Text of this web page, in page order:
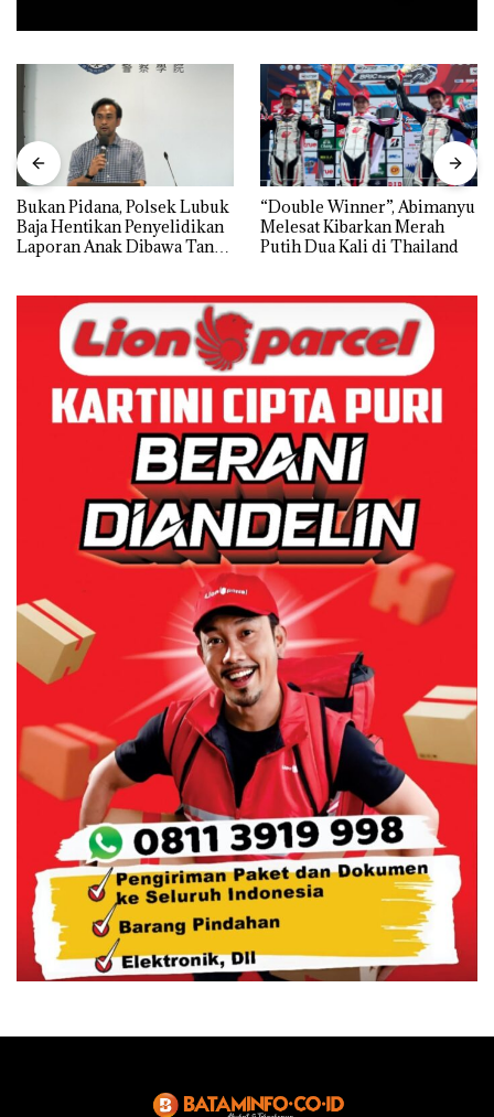
Bukan Pidana, Polsek Lubuk
Baja Hentikan Penyelidikan
Laporan Anak Dibawa Tanpa
“Double Winner”, Abimanyu
Melesat Kibarkan Merah
Putih Dua Kali di Thailand